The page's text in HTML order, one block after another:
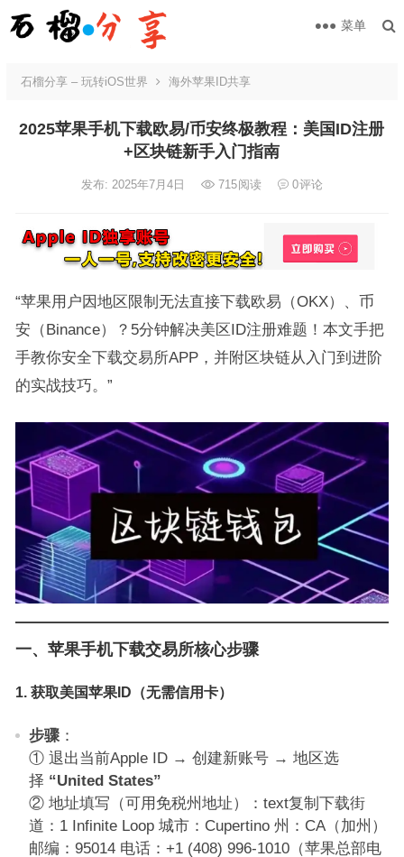
菜单
石榴分享 – 玩转iOS世界 海外苹果ID共享
2025苹果手机下载欧易/币安终极教程：美国ID注册
+区块链新手入门指南
发布: 2025年7月4日 715阅读 0评论
“苹果用户因地区限制无法直接下载欧易（OKX）、币
安（Binance）？5分钟解决美区ID注册难题！本文手把
手教你安全下载交易所APP，并附区块链从入门到进阶
的实战技巧。”
一、苹果手机下载交易所核心步骤
1. 获取美国苹果ID（无需信用卡）
步骤：
① 退出当前Apple ID → 创建新账号 → 地区选
择 “United States”
② 地址填写（可用免税州地址）：text复制下载街
道：1 Infinite Loop 城市：Cupertino 州：CA（加州）
邮编：95014 电话：+1 (408) 996-1010（苹果总部电